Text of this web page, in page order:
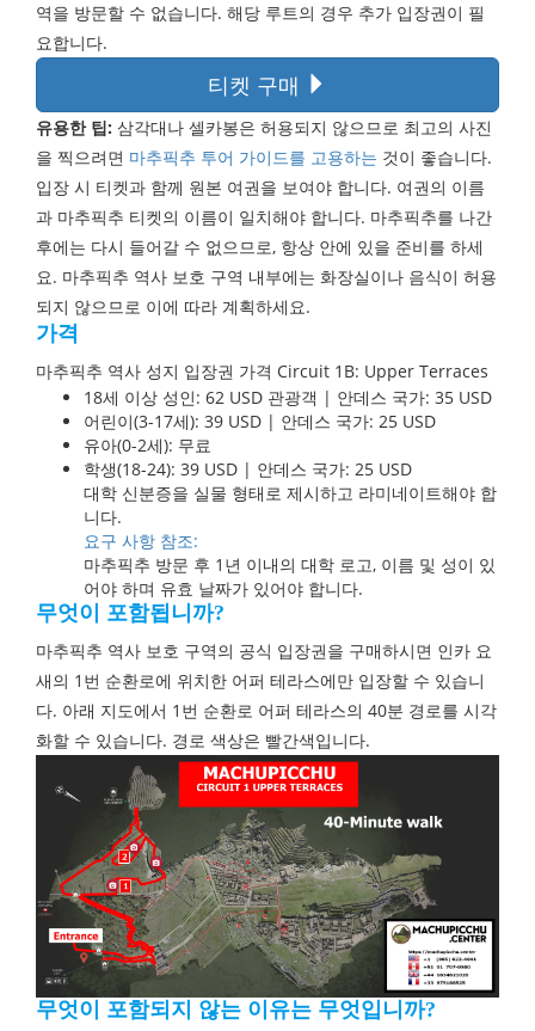
역을 방문할 수 없습니다. 해당 루트의 경우 추가 입장권이 필
요합니다.
티켓 구매
유용한 팁: 삼각대나 셀카봉은 허용되지 않으므로 최고의 사진
을 찍으려면 마추픽추 투어 가이드를 고용하는 것이 좋습니다.
입장 시 티켓과 함께 원본 여권을 보여야 합니다. 여권의 이름
과 마추픽추 티켓의 이름이 일치해야 합니다. 마추픽추를 나간
후에는 다시 들어갈 수 없으므로, 항상 안에 있을 준비를 하세
요. 마추픽추 역사 보호 구역 내부에는 화장실이나 음식이 허용
되지 않으므로 이에 따라 계획하세요.
가격
마추픽추 역사 성지 입장권 가격 Circuit 1B: Upper Terraces
18세 이상 성인: 62 USD 관광객 | 안데스 국가: 35 USD
어린이(3-17세): 39 USD | 안데스 국가: 25 USD
유아(0-2세): 무료
학생(18-24): 39 USD | 안데스 국가: 25 USD
대학 신분증을 실물 형태로 제시하고 라미네이트해야 합
니다.
요구 사항 참조:
마추픽추 방문 후 1년 이내의 대학 로고, 이름 및 성이 있
어야 하며 유효 날짜가 있어야 합니다.
무엇이 포함됩니까?
마추픽추 역사 보호 구역의 공식 입장권을 구매하시면 인카 요
새의 1번 순환로에 위치한 어퍼 테라스에만 입장할 수 있습니
다. 아래 지도에서 1번 순환로 어퍼 테라스의 40분 경로를 시각
화할 수 있습니다. 경로 색상은 빨간색입니다.
무엇이 포함되지 않는 이유는 무엇입니까?